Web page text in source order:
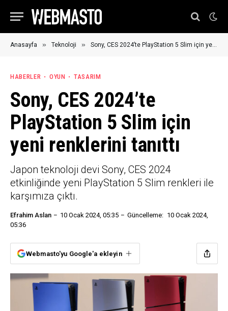
Anasayfa » Teknoloji » Sony, CES 2024’te PlayStation 5 Slim için yeni renklerini tanıttı
HABERLER OYUN TASARIM
Sony, CES 2024’te
PlayStation 5 Slim için
yeni renklerini tanıttı
Japon teknoloji devi Sony, CES 2024
etkinliğinde yeni PlayStation 5 Slim renkleri ile
karşımıza çıktı.
Efrahim Aslan 10 Ocak 2024, 05:35 Güncelleme: 10 Ocak 2024,
05:36
Webmasto'yu Google'a ekleyin